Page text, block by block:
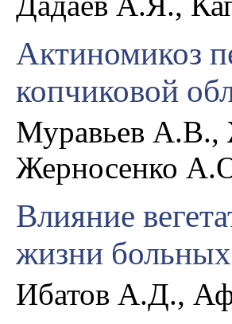
Актиномикоз
копчиковой
Муравьев А.В.,
Жерносенко
Влияние
жизни
Ибатов А.Д.,